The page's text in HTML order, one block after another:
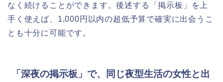
なく続けることができます。後述する「掲示板」を上
手く使えば、1,000円以内の超低予算で確実に出会うこ
とも十分に可能です。
「深夜の掲示板」で、同じ夜型生活の女性と出